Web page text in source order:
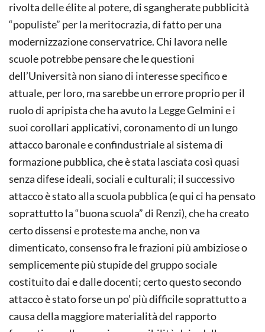
rivolta delle élite al potere, di sgangherate pubblicità
“populiste” per la meritocrazia, di fatto per una
modernizzazione conservatrice. Chi lavora nelle
scuole potrebbe pensare che le questioni
dell’Università non siano di inte­resse specifico e
attuale, per loro, ma sarebbe un errore proprio per il
ruolo di apripista che ha avuto la Legge Gelmini e i
suoi corollari applicativi, coronamento di un lungo
attacco baronale e confindustriale al sistema di
formazione pubblica, che è stata lasciata così quasi
senza difese ideali, sociali e culturali; il successivo
attacco è stato alla scuola pubblica (e qui ci ha pensato
soprattutto la “buona scuola” di Renzi), che ha creato
certo dissensi e proteste ma anche, non va
dimenticato, consenso fra le frazioni più ambiziose o
semplice­mente più stupide del gruppo sociale
costituito dai e dalle docenti; certo questo secondo
attacco è stato forse un po’ più difficile soprattutto a
causa della maggiore materialità del rapporto